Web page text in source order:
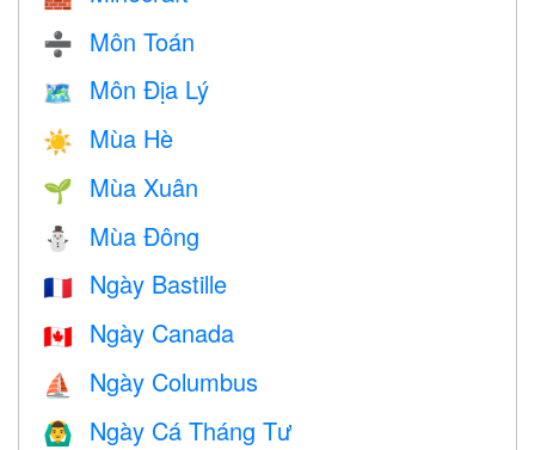
➗ Môn Toán
🗺 Môn Địa Lý
☀️ Mùa Hè
🌱 Mùa Xuân
⛄ Mùa Đông
🇫🇷 Ngày Bastille
🇨🇦 Ngày Canada
⛵️ Ngày Columbus
🙆‍♂️ Ngày Cá Tháng Tư